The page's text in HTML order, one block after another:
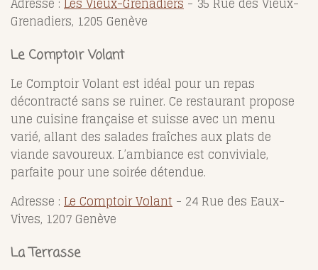
Grenadiers, 1205 Genève
Le Comptoir Volant
Le Comptoir Volant est idéal pour un repas
décontracté sans se ruiner. Ce restaurant propose
une cuisine française et suisse avec un menu
varié, allant des salades fraîches aux plats de
viande savoureux. L’ambiance est conviviale,
parfaite pour une soirée détendue.
Adresse : Le Comptoir Volant - 24 Rue des Eaux-
Vives, 1207 Genève
La Terrasse